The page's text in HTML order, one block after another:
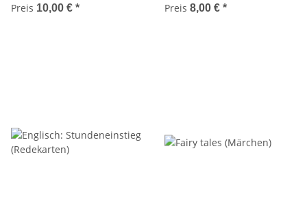
Preis 10,00 € *
Preis 8,00 € *